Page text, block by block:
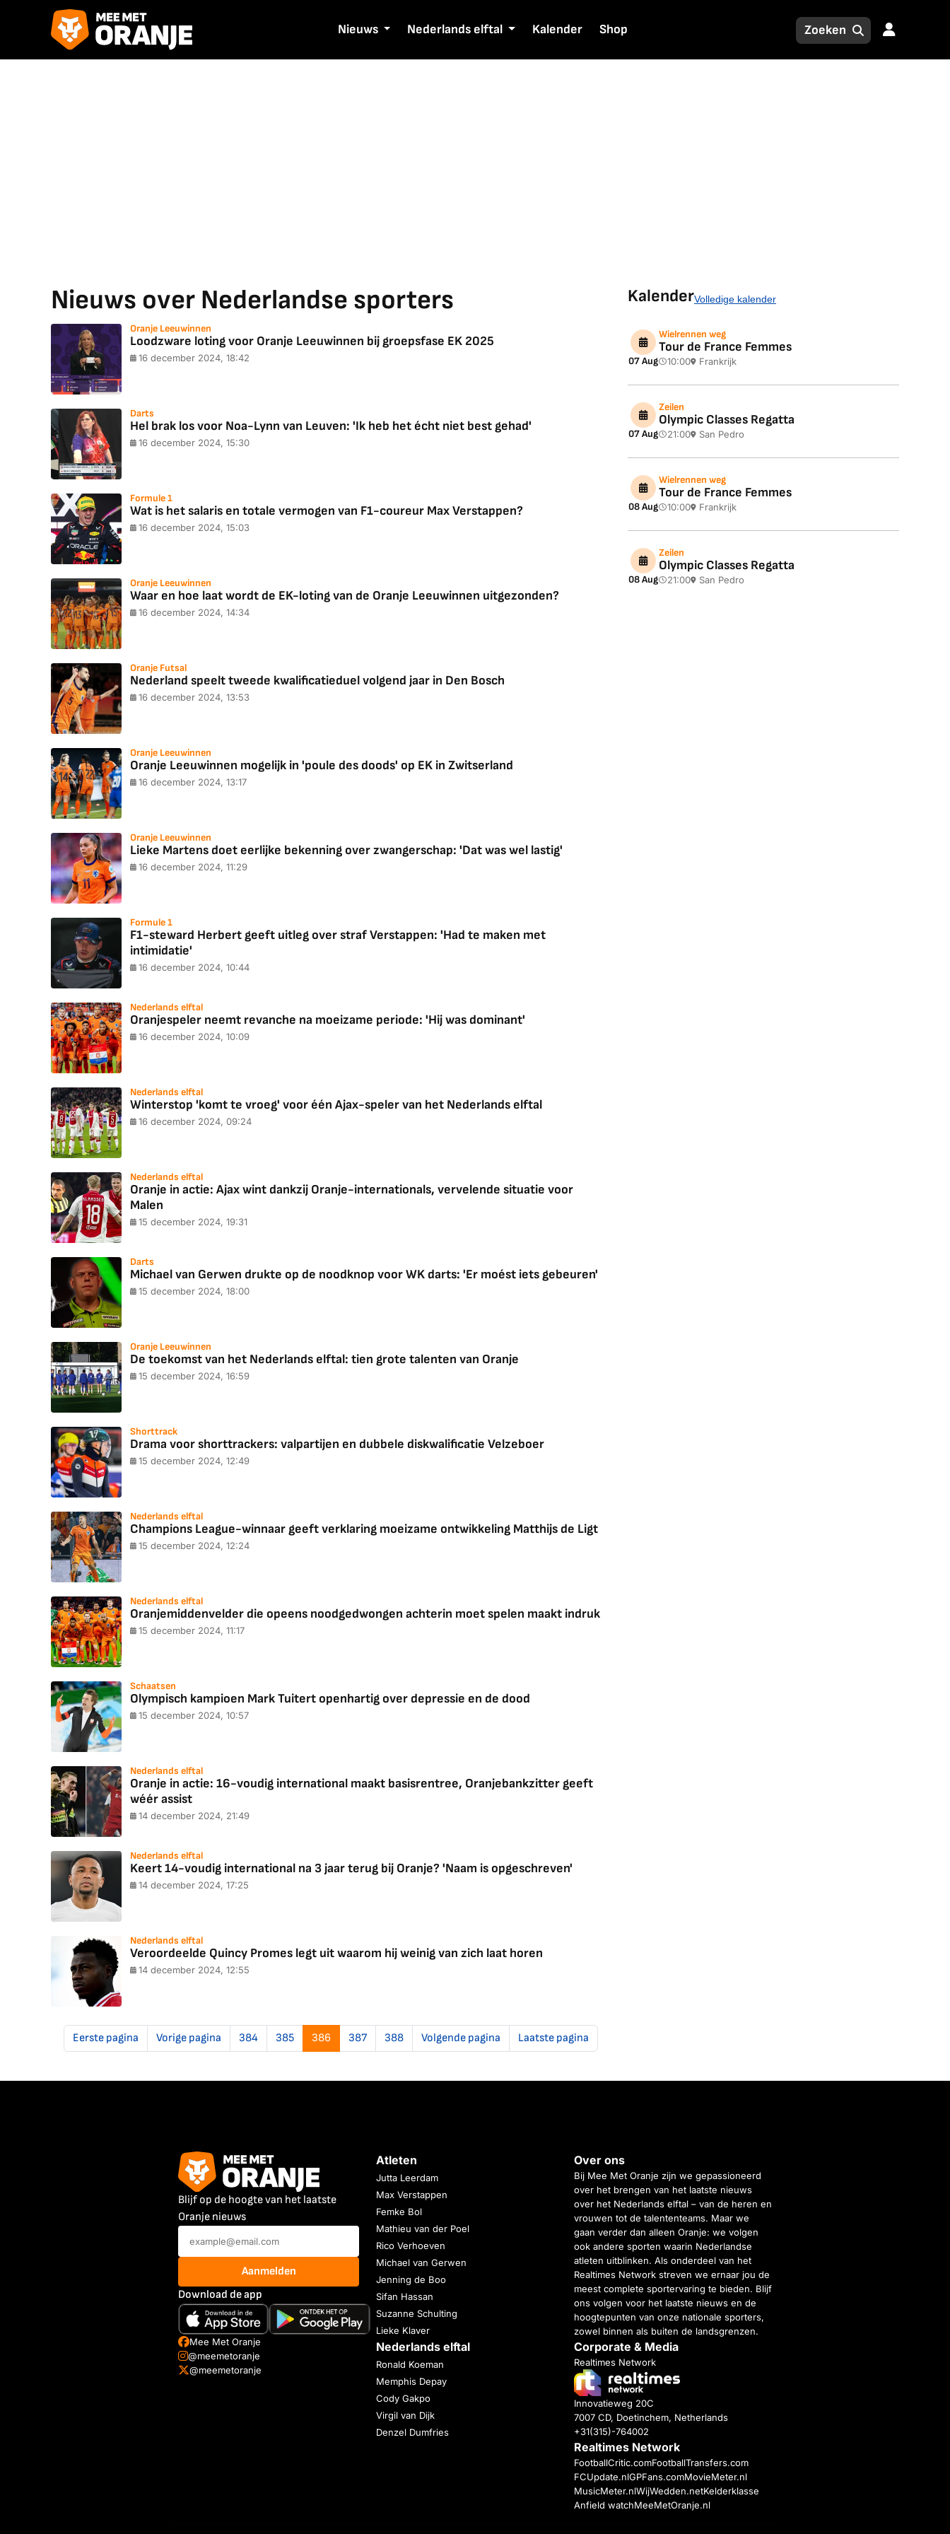
Nieuws Nederlands elftal Kalender Shop
Nieuws over Nederlandse sporters
Oranje Leeuwinnen
Loodzware loting voor Oranje Leeuwinnen bij groepsfase EK 2025
16 december 2024, 18:42
Darts
Hel brak los voor Noa-Lynn van Leuven: 'Ik heb het écht niet best gehad'
16 december 2024, 15:30
Formule 1
Wat is het salaris en totale vermogen van F1-coureur Max Verstappen?
16 december 2024, 15:03
Oranje Leeuwinnen
Waar en hoe laat wordt de EK-loting van de Oranje Leeuwinnen uitgezonden?
16 december 2024, 14:34
Oranje Futsal
Nederland speelt tweede kwalificatieduel volgend jaar in Den Bosch
16 december 2024, 13:53
Oranje Leeuwinnen
Oranje Leeuwinnen mogelijk in 'poule des doods' op EK in Zwitserland
16 december 2024, 13:17
Oranje Leeuwinnen
Lieke Martens doet eerlijke bekenning over zwangerschap: 'Dat was wel lastig'
16 december 2024, 11:29
Formule 1
F1-steward Herbert geeft uitleg over straf Verstappen: 'Had te maken met
intimidatie'
16 december 2024, 10:44
Nederlands elftal
Oranjespeler neemt revanche na moeizame periode: 'Hij was dominant'
16 december 2024, 10:09
Nederlands elftal
Winterstop 'komt te vroeg' voor één Ajax-speler van het Nederlands elftal
16 december 2024, 09:24
Nederlands elftal
Oranje in actie: Ajax wint dankzij Oranje-internationals, vervelende situatie voor
Malen
15 december 2024, 19:31
Darts
Michael van Gerwen drukte op de noodknop voor WK darts: 'Er moést iets gebeuren'
15 december 2024, 18:00
Oranje Leeuwinnen
De toekomst van het Nederlands elftal: tien grote talenten van Oranje
15 december 2024, 16:59
Shorttrack
Drama voor shorttrackers: valpartijen en dubbele diskwalificatie Velzeboer
15 december 2024, 12:49
Nederlands elftal
Champions League-winnaar geeft verklaring moeizame ontwikkeling Matthijs de Ligt
15 december 2024, 12:24
Nederlands elftal
Oranjemiddenvelder die opeens noodgedwongen achterin moet spelen maakt indruk
15 december 2024, 11:17
Schaatsen
Olympisch kampioen Mark Tuitert openhartig over depressie en de dood
15 december 2024, 10:57
Nederlands elftal
Oranje in actie: 16-voudig international maakt basisrentree, Oranjebankzitter geeft
wéér assist
14 december 2024, 21:49
Nederlands elftal
Keert 14-voudig international na 3 jaar terug bij Oranje? 'Naam is opgeschreven'
14 december 2024, 17:25
Nederlands elftal
Veroordeelde Quincy Promes legt uit waarom hij weinig van zich laat horen
14 december 2024, 12:55
Eerste pagina Vorige pagina 384 385 386 387 388 Volgende pagina Laatste pagina
KalenderVolledige kalender
07 Aug
Wielrennen weg
Tour de France Femmes
10:00 Frankrijk
07 Aug
Zeilen
Olympic Classes Regatta
21:00 San Pedro
08 Aug
Wielrennen weg
Tour de France Femmes
10:00 Frankrijk
08 Aug
Zeilen
Olympic Classes Regatta
21:00 San Pedro
Blijf op de hoogte van het laatste
Oranje nieuws
Aanmelden
Download de app
Mee Met Oranje
@meemetoranje
@meemetoranje
Atleten
Jutta Leerdam
Max Verstappen
Femke Bol
Mathieu van der Poel
Rico Verhoeven
Michael van Gerwen
Jenning de Boo
Sifan Hassan
Suzanne Schulting
Lieke Klaver
Nederlands elftal
Ronald Koeman
Memphis Depay
Cody Gakpo
Virgil van Dijk
Denzel Dumfries
Over ons
Bij Mee Met Oranje zijn we gepassioneerd
over het brengen van het laatste nieuws
over het Nederlands elftal – van de heren en
vrouwen tot de talententeams. Maar we
gaan verder dan alleen Oranje: we volgen
ook andere sporten waarin Nederlandse
atleten uitblinken. Als onderdeel van het
Realtimes Network streven we ernaar jou de
meest complete sportervaring te bieden. Blijf
ons volgen voor het laatste nieuws en de
hoogtepunten van onze nationale sporters,
zowel binnen als buiten de landsgrenzen.
Corporate & Media
Realtimes Network
Innovatieweg 20C
7007 CD, Doetinchem, Netherlands
+31(315)-764002
Realtimes Network
FootballCritic.comFootballTransfers.com
FCUpdate.nlGPFans.comMovieMeter.nl
MusicMeter.nlWijWedden.netKelderklasse
Anfield watchMeeMetOranje.nl